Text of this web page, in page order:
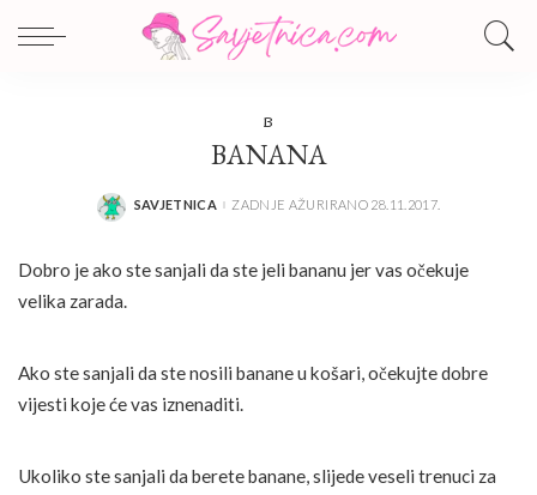
B
BANANA
POSTED
SAVJETNICA ZADNJE AŽURIRANO 28.11.2017.
Dobro je ako ste sanjali da ste jeli bananu jer vas očekuje
velika zarada.
Ako ste sanjali da ste nosili banane u košari, očekujte dobre
vijesti koje će vas iznenaditi.
Ukoliko ste sanjali da berete banane, slijede veseli trenuci za